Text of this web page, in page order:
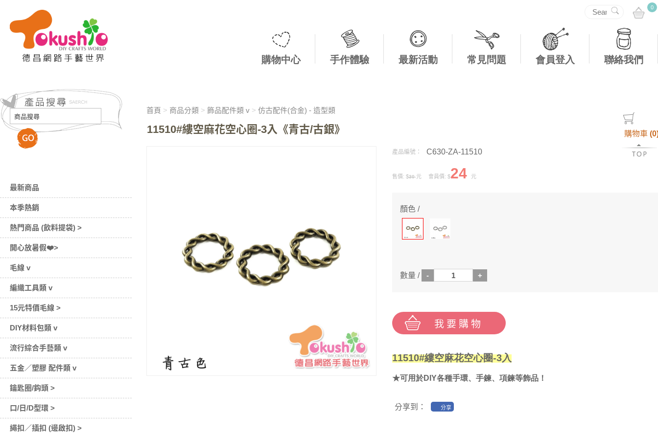
0
購物中心 手作體驗 最新活動 常見問題 會員登入 聯絡我們
購物車 (0
最新商品
本季熱銷
熱門商品 (飲料提袋) >
開心放暑假❤️>
毛線 v
編織工具類 v
15元特價毛線 >
DIY材料包類 v
流行綜合手藝類 v
五金／塑膠 配件類 v
鑰匙圈/鈎頭 >
口/日/D型環 >
繩扣／插扣 (邊啟扣) >
首頁 > 商品分類> 飾品配件類 v> 仿古配件(合金) - 造型類
11510#縷空麻花空心圈-3入《青古/古銀》
產品編號： C630-ZA-11510
售價: $30元 會員價: $24 元
顏色 /
數量 /
11510#縷空麻花空心圈-3入
★可用於DIY各種手環、手鍊、項鍊等飾品！
分享到： 分享